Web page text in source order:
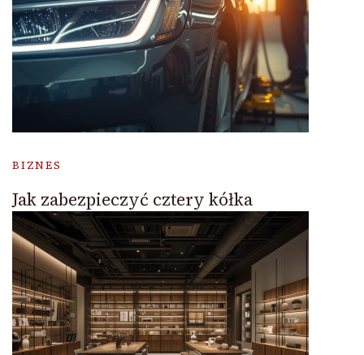
BIZNES
Jak zabezpieczyć cztery kółka